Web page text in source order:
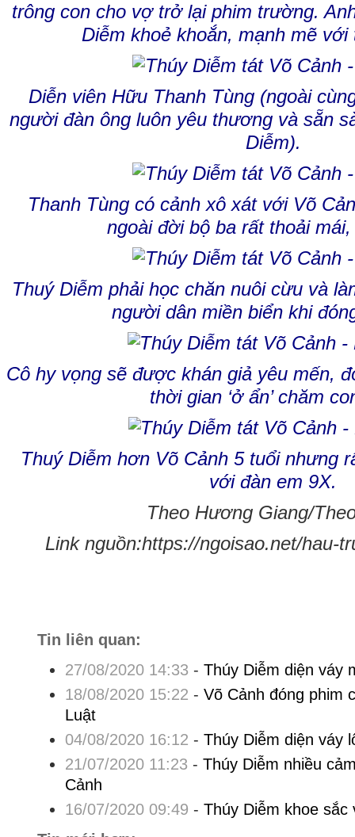
trông con cho vợ trở lại phim trường.
Diễm khoẻ khoắn, mạnh mẽ
Diễn viên Hữu Thanh Tùng (ngoài
người đàn ông luôn yêu thương và sẵn
Diễm).
Thanh Tùng có cảnh xô xát với Võ
ngoài đời bộ ba rất thoải
Thuý Diễm phải học chăn nuôi cừu và
người dân miền biển khi
Cô hy vọng sẽ được khán giả yêu mến,
thời gian ‘ở ẩn’ chăm
Thuý Diễm hơn Võ Cảnh 5 tuổi nhưng
với đàn em 9X.
Theo Hương Giang/
Link nguồn:https://ngoisao.net/hau-
Tin liên quan:
27/08/2020 14:33 - Thúy Diễm diện váy
18/08/2020 15:22 - Võ Cảnh đóng phim
Luật
04/08/2020 16:12 - Thúy Diễm diện váy
21/07/2020 11:23 - Thúy Diễm nhiều
Cảnh
16/07/2020 09:49 - Thúy Diễm khoe sắc